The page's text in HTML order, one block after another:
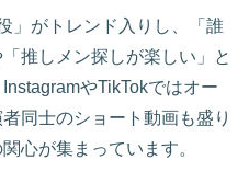
」がトレンド入りし、「誰
推しメン探しが楽しい」と
やTikTokではオー
同士のショート動画も盛り
心が集まっています。